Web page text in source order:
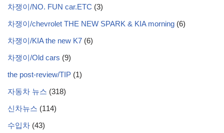
차쟁이/NO. FUN car.ETC (3)
차쟁이/chevrolet THE NEW SPARK & KIA morning (6)
차쟁이/KIA the new K7 (6)
차쟁이/Old cars (9)
the post-review/TIP (1)
자동차 뉴스 (318)
신차뉴스 (114)
수입차 (43)